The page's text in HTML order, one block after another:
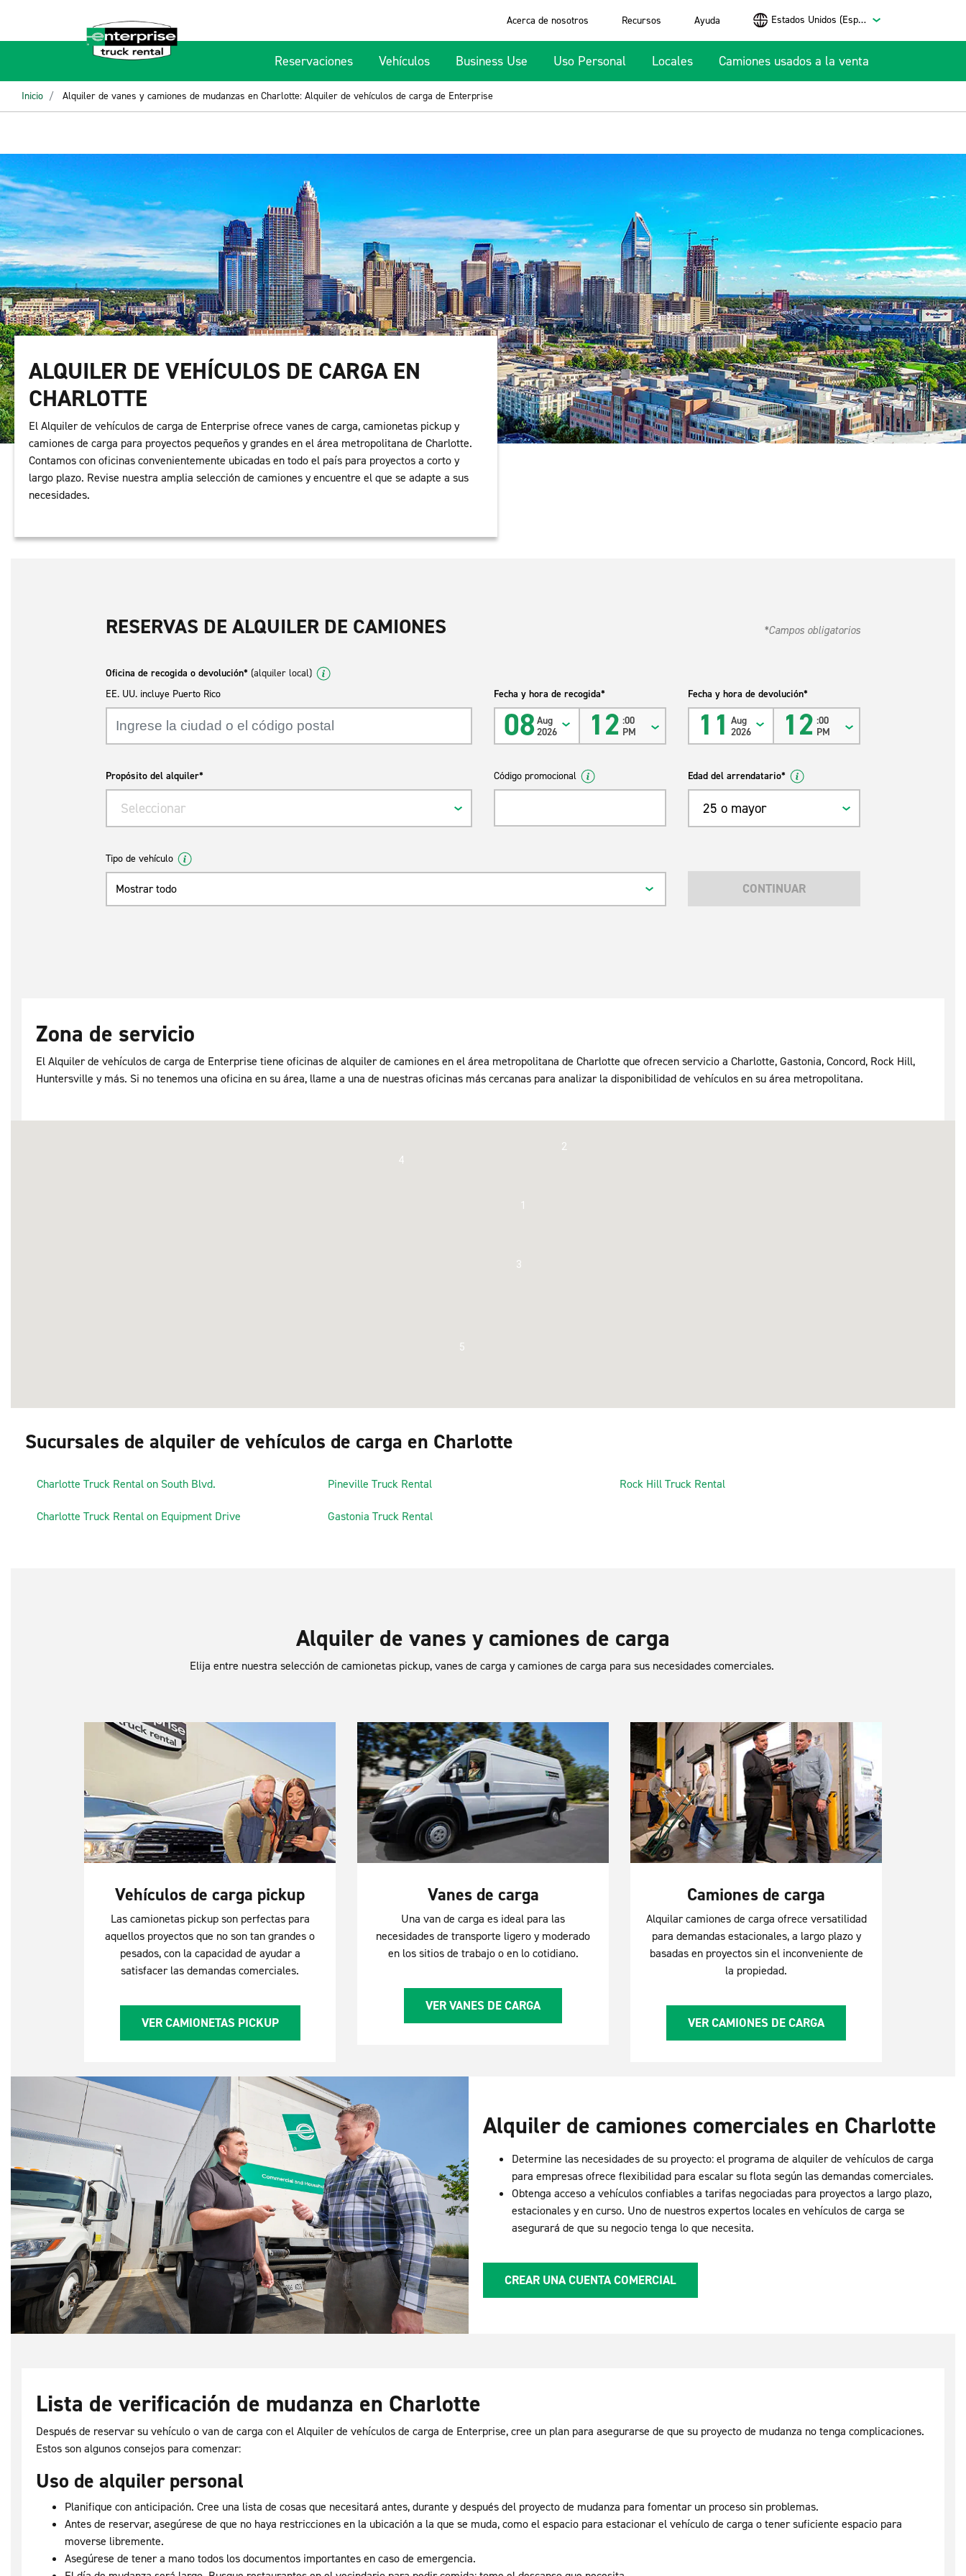
Acerca de nosotros Recursos Ayuda Estados Unidos (Español)
Reservaciones Vehículos Business Use Uso Personal Locales Camiones usados a la venta
Inicio Alquiler de vanes y camiones de mudanzas en Charlotte: Alquiler de vehículos de carga de Enterprise
ALQUILER DE VEHÍCULOS DE CARGA EN
CHARLOTTE
El Alquiler de vehículos de carga de Enterprise ofrece vanes de carga, camionetas pickup y
camiones de carga para proyectos pequeños y grandes en el área metropolitana de Charlotte.
Contamos con oficinas convenientemente ubicadas en todo el país para proyectos a corto y
largo plazo. Revise nuestra amplia selección de camiones y encuentre el que se adapte a sus
necesidades.
RESERVAS DE ALQUILER DE CAMIONES *Campos obligatorios
Oficina de recogida o devolución* (alquiler local)
EE. UU. incluye Puerto Rico
Fecha y hora de recogida*
08Aug
2026
12 :00
PM
Fecha y hora de devolución*
11 Aug
2026
12 :00
PM
Propósito del alquiler*
Seleccionar
Código promocional Edad del arrendatario*
25 o mayor
Tipo de vehículo
Mostrar todo CONTINUAR
Zona de servicio
El Alquiler de vehículos de carga de Enterprise tiene oficinas de alquiler de camiones en el área metropolitana de Charlotte que ofrecen servicio a Charlotte, Gastonia, Concord, Rock Hill,
Huntersville y más. Si no tenemos una oficina en su área, llame a una de nuestras oficinas más cercanas para analizar la disponibilidad de vehículos en su área metropolitana.
1
2
3
4
5
Sucursales de alquiler de vehículos de carga en Charlotte
Charlotte Truck Rental on South Blvd.
Charlotte Truck Rental on Equipment Drive
Pineville Truck Rental
Gastonia Truck Rental
Rock Hill Truck Rental
Alquiler de vanes y camiones de carga
Elija entre nuestra selección de camionetas pickup, vanes de carga y camiones de carga para sus necesidades comerciales.
Vehículos de carga pickup
Las camionetas pickup son perfectas para
aquellos proyectos que no son tan grandes o
pesados, con la capacidad de ayudar a
satisfacer las demandas comerciales.
VER CAMIONETAS PICKUP
Vanes de carga
Una van de carga es ideal para las
necesidades de transporte ligero y moderado
en los sitios de trabajo o en lo cotidiano.
VER VANES DE CARGA
Camiones de carga
Alquilar camiones de carga ofrece versatilidad
para demandas estacionales, a largo plazo y
basadas en proyectos sin el inconveniente de
la propiedad.
VER CAMIONES DE CARGA
Alquiler de camiones comerciales en Charlotte
Determine las necesidades de su proyecto: el programa de alquiler de vehículos de carga
para empresas ofrece flexibilidad para escalar su flota según las demandas comerciales.
Obtenga acceso a vehículos confiables a tarifas negociadas para proyectos a largo plazo,
estacionales y en curso. Uno de nuestros expertos locales en vehículos de carga se
asegurará de que su negocio tenga lo que necesita.
CREAR UNA CUENTA COMERCIAL
Lista de verificación de mudanza en Charlotte
Después de reservar su vehículo o van de carga con el Alquiler de vehículos de carga de Enterprise, cree un plan para asegurarse de que su proyecto de mudanza no tenga complicaciones.
Estos son algunos consejos para comenzar:
Uso de alquiler personal
Planifique con anticipación. Cree una lista de cosas que necesitará antes, durante y después del proyecto de mudanza para fomentar un proceso sin problemas.
Antes de reservar, asegúrese de que no haya restricciones en la ubicación a la que se muda, como el espacio para estacionar el vehículo de carga o tener suficiente espacio para
moverse libremente.
Asegúrese de tener a mano todos los documentos importantes en caso de emergencia.